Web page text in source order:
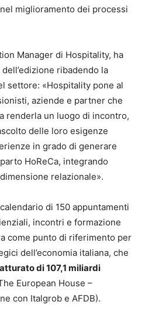
miglioramento dei processi
Manager di Hospitality, ha
ribadendo la
settore: «Hospitality pone al
aziende e partner che
renderla un luogo di incontro,
delle loro esigenze
in grado di generare
HoReCa, integrando
relazionale».
di 150 appuntamenti
incontri e formazione
come punto di riferimento per
dell’economia italiana, che
di 107,1 miliardi
European House –
con Italgrob e AFDB).